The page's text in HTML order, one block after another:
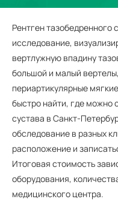
Рентген тазобедренного
исследование,
вертлужную впадину
большой и малый
периартикулярные
быстро найти, где можно
сустава в Санкт-
обследование в разных
расположение и
Итоговая стоимость
оборудования,
медицинского центра.